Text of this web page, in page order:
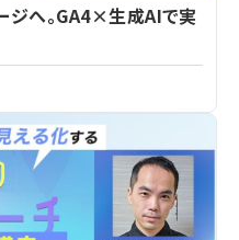
ジへ。GA4×生成AIで実